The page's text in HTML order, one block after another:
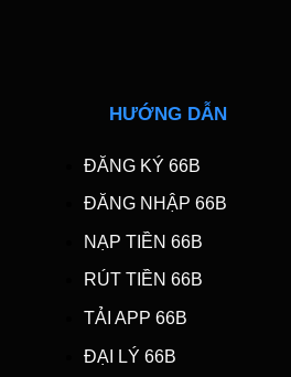
HƯỚNG DẪN
ĐĂNG KÝ 66B
ĐĂNG NHẬP 66B
NẠP TIỀN 66B
RÚT TIỀN 66B
TẢI APP 66B
ĐẠI LÝ 66B